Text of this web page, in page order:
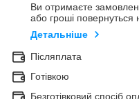
Ви отримаєте
або гроші повернуться
Детальніше
Післяплата
Готівкою
Безготівковий спосіб